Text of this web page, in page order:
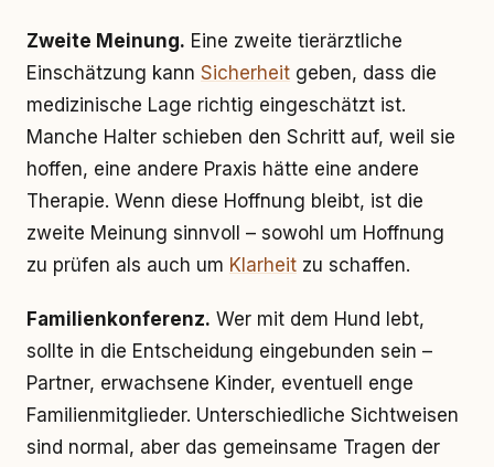
Zweite Meinung. Eine zweite tierärztliche
Einschätzung kann Sicherheit geben, dass die
medizinische Lage richtig eingeschätzt ist.
Manche Halter schieben den Schritt auf, weil sie
hoffen, eine andere Praxis hätte eine andere
Therapie. Wenn diese Hoffnung bleibt, ist die
zweite Meinung sinnvoll – sowohl um Hoffnung
zu prüfen als auch um Klarheit zu schaffen.
Familienkonferenz. Wer mit dem Hund lebt,
sollte in die Entscheidung eingebunden sein –
Partner, erwachsene Kinder, eventuell enge
Familienmitglieder. Unterschiedliche Sichtweisen
sind normal, aber das gemeinsame Tragen der